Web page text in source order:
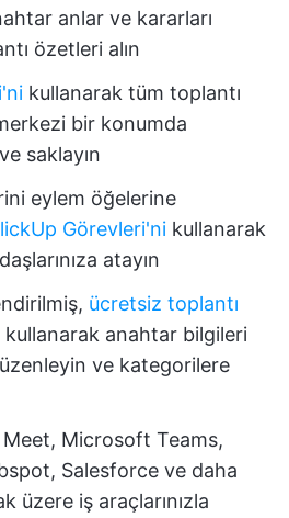
anlar ve kararları
özetleri alın
kullanarak tüm toplantı
bir konumda
saklayın
eylem öğelerine
Görevleri'ni kullanarak
atayın
ücretsiz toplantı
kullanarak anahtar bilgileri
ve kategorilere
Meet, Microsoft Teams,
Salesforce ve daha
üzere iş araçlarınızla